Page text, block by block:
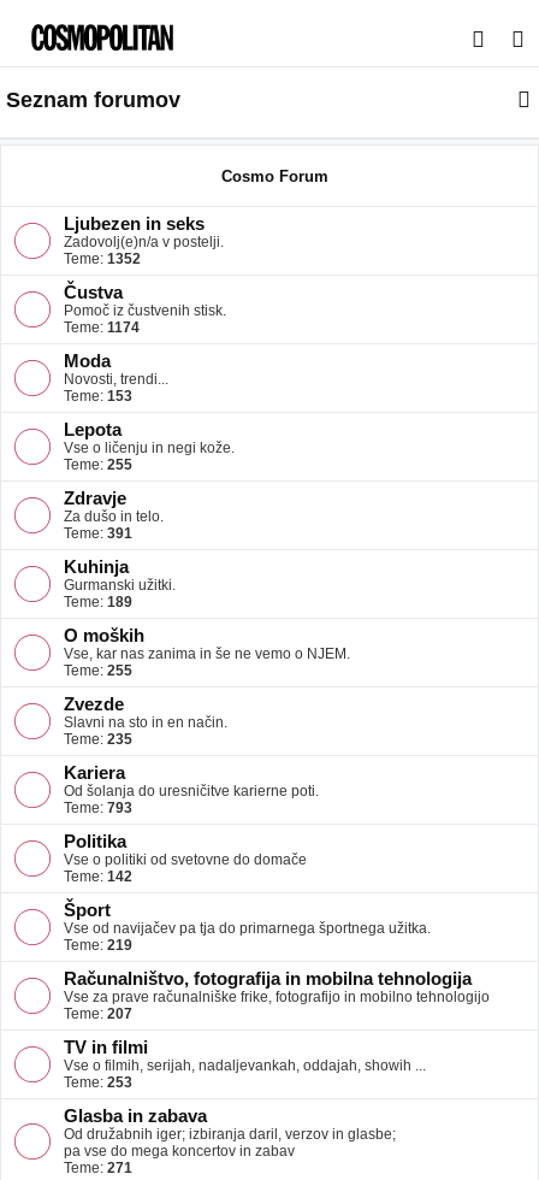
s
a
Seznam forumov
Cosmo Forum
Ljubezen in seks
Zadovolj(e)n/a v postelji.
Teme: 1352
Čustva
Pomoč iz čustvenih stisk.
Teme: 1174
Moda
Novosti, trendi...
Teme: 153
Lepota
Vse o ličenju in negi kože.
Teme: 255
Zdravje
Za dušo in telo.
Teme: 391
Kuhinja
Gurmanski užitki.
Teme: 189
O moških
Vse, kar nas zanima in še ne vemo o NJEM.
Teme: 255
Zvezde
Slavni na sto in en način.
Teme: 235
Kariera
Od šolanja do uresničitve karierne poti.
Teme: 793
Politika
Vse o politiki od svetovne do domače
Teme: 142
Šport
Vse od navijačev pa tja do primarnega športnega užitka.
Teme: 219
Računalništvo, fotografija in mobilna tehnologija
Vse za prave računalniške frike, fotografijo in mobilno tehnologijo
Teme: 207
TV in filmi
Vse o filmih, serijah, nadaljevankah, oddajah, showih ...
Teme: 253
Glasba in zabava
Od družabnih iger; izbiranja daril, verzov in glasbe;
pa vse do mega koncertov in zabav
Teme: 271